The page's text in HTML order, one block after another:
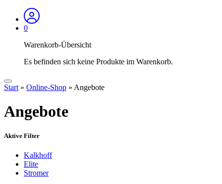
0
Warenkorb-Übersicht
Es befinden sich keine Produkte im Warenkorb.
Start » Online-Shop » Angebote
Angebote
Aktive Filter
Kalkhoff
Elite
Stromer